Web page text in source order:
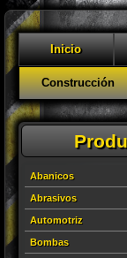
Inicio
Construcción
Abanicos
Abrasivos
Automotriz
Bombas